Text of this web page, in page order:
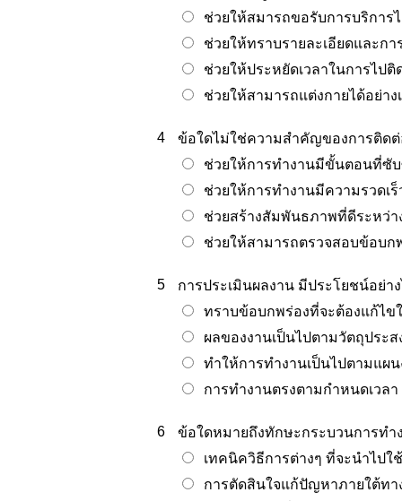
ช่วยให้สมารถขอรับการบริการ
ช่วยให้ทราบรายละเอียดและก
ช่วยให้ประหยัดเวลาในการไปติ
ช่วยให้สามารถแต่งกายได้อย่าง
4
ข้อใดไม่ใช่ความสำคัญของการติด
ช่วยให้การทำงานมีขั้นตอนที่ซั
ช่วยให้การทำงานมีความรวดเ
ช่วยสร้างสัมพันธภาพที่ดีระหว่า
ช่วยให้สามารถตรวจสอบข้อบก
5
การประเมินผลงาน มีประโยชน์อย่าง
ทราบข้อบกพร่องที่จะต้องแก้ไข
ผลของงานเป็นไปตามวัตถุประส
ทำให้การทำงานเป็นไปตามแผ
การทำงานตรงตามกำหนดเวลา
6
ข้อใดหมายถึงทักษะกระบวนการทำ
เทคนิควิธีการต่างๆ ที่จะนำไปใ
การตัดสินใจแก้ปัญหาภายใต้ทา